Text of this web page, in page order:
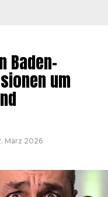
Baden-
um
März 2026